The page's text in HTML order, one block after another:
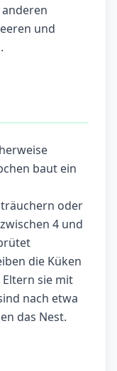
und
baut ein
oder
4 und
die Küken
sie mit
nach etwa
das Nest.